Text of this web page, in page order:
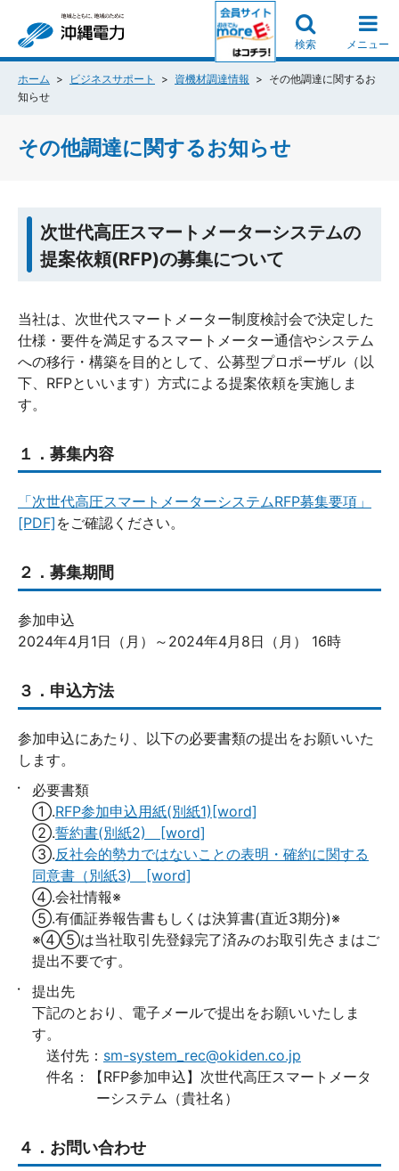
検索 メニュー
ホーム ビジネスサポート 資機材調達情報
その他調達に関するお
知らせ
その他調達に関するお知らせ
次世代高圧スマートメーターシステムの
提案依頼(RFP)の募集について
当社は、次世代スマートメーター制度検討会で決定した
仕様・要件を満足するスマートメーター通信やシステム
への移行・構築を目的として、公募型プロポーザル（以
下、RFPといいます）方式による提案依頼を実施しま
す。
１．募集内容
「次世代高圧スマートメーターシステムRFP募集要項」
[PDF] をご確認ください。
２．募集期間
参加申込
2024年4月1日（月）～2024年4月8日（月） 16時
３．申込方法
参加申込にあたり、以下の必要書類の提出をお願いいた
します。
必要書類
①.RFP参加申込用紙(別紙1)[word]
②.誓約書(別紙2) [word]
③.反社会的勢力ではないことの表明・確約に関する
同意書（別紙3) [word]
④.会社情報※
⑤.有価証券報告書もしくは決算書(直近3期分)※
※④⑤は当社取引先登録完了済みのお取引先さまはご
提出不要です。
提出先
下記のとおり、電子メールで提出をお願いいたしま
す。
送付先： sm-system_rec@okiden.co.jp
件名：【RFP参加申込】次世代高圧スマートメータ
ーシステム（貴社名）
４．お問い合わせ